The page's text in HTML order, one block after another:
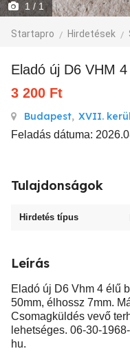
1 / 1
Startapro Hirdetések
Eladó új D6 VHM
3 200 Ft
Budapest, XVII.
Feladás dátuma:
Tulajdonságok
Hirdetés típus
Leírás
Eladó új D6 Vhm 4 élű
50mm, élhossz 7mm.
Csomagküldés vevő
lehetséges. 06-30-
hu.